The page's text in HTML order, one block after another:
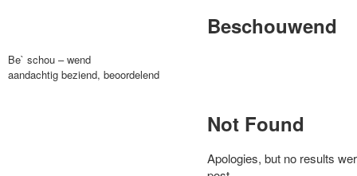
Beschouwend
Be` schou – wend
aandachtig beziend, beoordelend
Not Found
Apologies, but no results